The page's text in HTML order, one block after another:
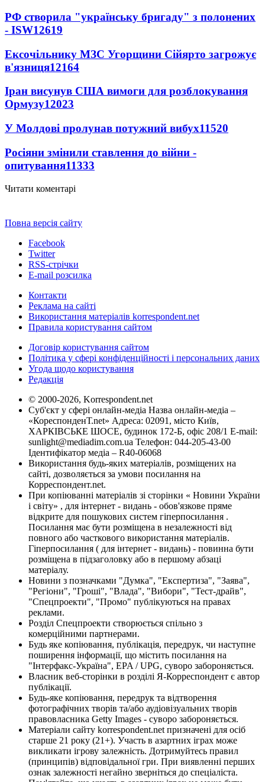
РФ створила "українську бригаду" з полонених
- ISW12619
Ексочільнику МЗС Угорщини Сійярто загрожує
в'язниця12164
Іран висунув США вимоги для розблокування
Ормузу12023
У Молдові пролунав потужний вибух11520
Росіяни змінили ставлення до війни -
опитування11333
Читати коментарі
Повна версія сайту
Facebook
Twitter
RSS-стрічки
E-mail розсилка
Контакти
Реклама на сайті
Використання матеріалів korrespondent.net
Правила користування сайтом
Договір користування сайтом
Політика у сфері конфіденційності і персональних даних
Угода щодо користування
Редакція
© 2000-2026, Korrespondent.net
Суб'єкт у сфері онлайн-медіа Назва онлайн-медіа –
«КореспонденТ.net» Адреса: 02091, місто Київ,
ХАРКІВСЬКЕ ШОСЕ, будинок 172-Б, офіс 208/1 E-mail:
sunlight@mediadim.com.ua Телефон: 044-205-43-00
Ідентифікатор медіа – R40-06068
Використання будь-яких матеріалів, розміщених на
сайті, дозволяється за умови посилання на
Корреспондент.net.
При копіюванні матеріалів зі сторінки « Новини України
і світу» , для інтернет - видань - обов'язкове пряме
відкрите для пошукових систем гіперпосилання .
Посилання має бути розміщена в незалежності від
повного або часткового використання матеріалів.
Гіперпосилання ( для інтернет - видань) - повинна бути
розміщена в підзаголовку або в першому абзаці
матеріалу.
Новини з позначками "Думка", "Експертиза", "Заява",
"Регіони", "Гроші", "Влада", "Вибори", "Тест-драйв",
"Спецпроекти", "Промо" публікуються на правах
реклами.
Розділ Спецпроекти створюється спільно з
комерційними партнерами.
Будь яке копіювання, публікація, передрук, чи наступне
поширення інформації, що містить посилання на
"Інтерфакс-Україна", EPA / UPG, суворо забороняється.
Власник веб-сторінки в розділі Я-Корреспондент є автор
публікації.
Будь-яке копіювання, передрук та відтворення
фотографічних творів та/або аудіовізуальних творів
правовласника Getty Images - суворо забороняється.
Матеріали сайту korrespondent.net призначені для осіб
старше 21 року (21+). Участь в азартних іграх може
викликати ігрову залежність. Дотримуйтесь правил
(принципів) відповідальної гри. При виявленні перших
ознак залежності негайно зверніться до спеціаліста.